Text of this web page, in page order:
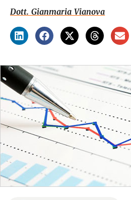
Dott. Gianmaria Vianova